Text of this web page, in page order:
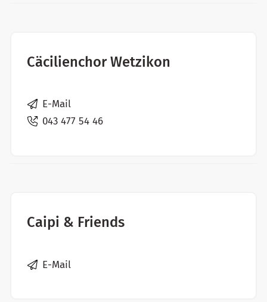
Cäcilienchor Wetzikon
E-Mail
043 477 54 46
Caipi & Friends
E-Mail